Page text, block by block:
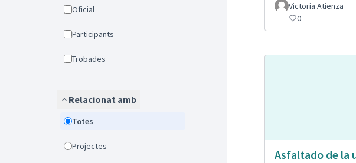
Oficial
Participants
Trobades
Relacionat amb
Totes
Projectes
Victoria Atienza
0
Asfaltado de la